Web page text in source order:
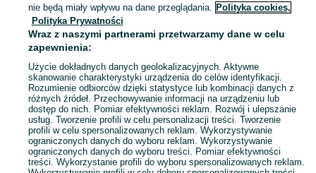
nie będą miały wpływu na dane przeglądania. Polityka cookies,
Polityka Prywatności
Wraz z naszymi partnerami przetwarzamy dane w celu
zapewnienia:
Użycie dokładnych danych geolokalizacyjnych. Aktywne
skanowanie charakterystyki urządzenia do celów identyfikacji.
Rozumienie odbiorców dzięki statystyce lub kombinacji danych z
różnych źródeł. Przechowywanie informacji na urządzeniu lub
dostęp do nich. Pomiar efektywności reklam. Rozwój i ulepszanie
usług. Tworzenie profili w celu personalizacji treści. Tworzenie
profili w celu spersonalizowanych reklam. Wykorzystywanie
ograniczonych danych do wyboru reklam. Wykorzystywanie
ograniczonych danych do wyboru treści. Pomiar efektywności
treści. Wykorzystanie profili do wyboru spersonalizowanych reklam.